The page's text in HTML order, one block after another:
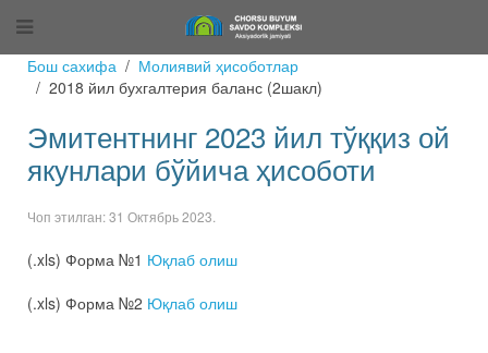
Бош сахифа
Молиявий ҳисоботлар
2018 йил бухгалтерия баланс (2шакл)
Эмитентнинг 2023 йил тўққиз ой
якунлари бўйича ҳисоботи
Чоп этилган:31 Октябрь 2023
(.xls) Форма №1 Юқлаб олиш
(.xls) Форма №2 Юқлаб олиш